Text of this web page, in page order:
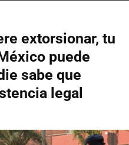
extorsionar, tu
puede
sabe que
legal